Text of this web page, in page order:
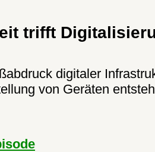
trifft
digitaler
von Geräten